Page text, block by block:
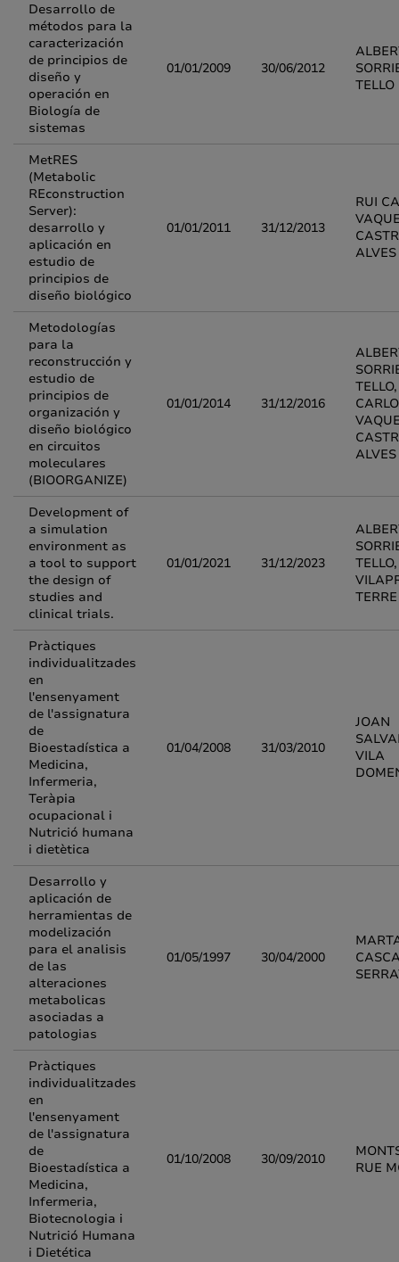
Desarrollo de
métodos para la
caracterización
de principios de
diseño y
operación en
Biología de
sistemas
01/01/2009 30/06/2012
TELLO
MetRES
(Metabolic
REconstruction
Server):
desarrollo y
aplicación en
estudio de
principios de
diseño biológico
01/01/2011 31/12/2013
RUI
ALVES
Metodologías
para la
reconstrucción y
estudio de
principios de
organización y
diseño biológico
en circuitos
moleculares
(BIOORGANIZE)
01/01/2014 31/12/2016
ALVES
Development of
a simulation
environment as
a tool to support
the design of
studies and
clinical trials.
01/01/2021 31/12/2023
TERRE
Pràctiques
individualitzades
en
l'ensenyament
de l'assignatura
de
Bioestadística a
Medicina,
Infermeria,
Teràpia
ocupacional i
Nutrició humana
i dietètica
01/04/2008 31/03/2010
JOAN
VILA
Desarrollo y
aplicación de
herramientas de
modelización
para el analisis
de las
alteraciones
metabolicas
asociadas a
patologias
01/05/1997 30/04/2000
Pràctiques
individualitzades
en
l'ensenyament
de l'assignatura
de
Bioestadística a
Medicina,
Infermeria,
Biotecnologia i
Nutrició Humana
i Dietética
01/10/2008 30/09/2010
RUE